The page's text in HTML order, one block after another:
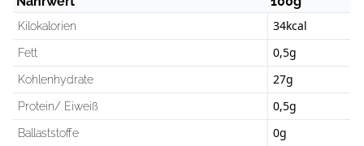
Kilokalorien 34kcal
Fett 0,5g
Kohlenhydrate 27g
Protein/ Eiweiß 0,5g
Ballaststoffe 0g